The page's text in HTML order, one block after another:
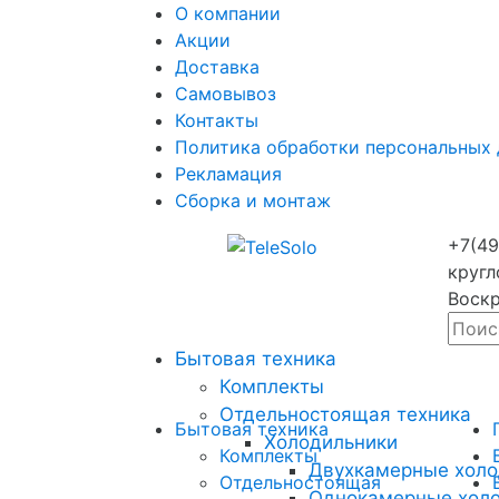
О компании
Акции
Доставка
Самовывоз
Контакты
Политика обработки персональных
Рекламация
Сборка и монтаж
Бытовая техника
Комплекты
Отдельностоящая техника
Холодильники
Двухкамерные
Бытовая техника
Комплекты
Отдельностоящая